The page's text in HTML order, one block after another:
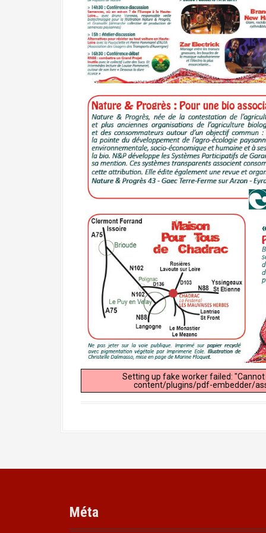
Setting up fake worker failed:
content/plugins/pdf-embedder/
Méta